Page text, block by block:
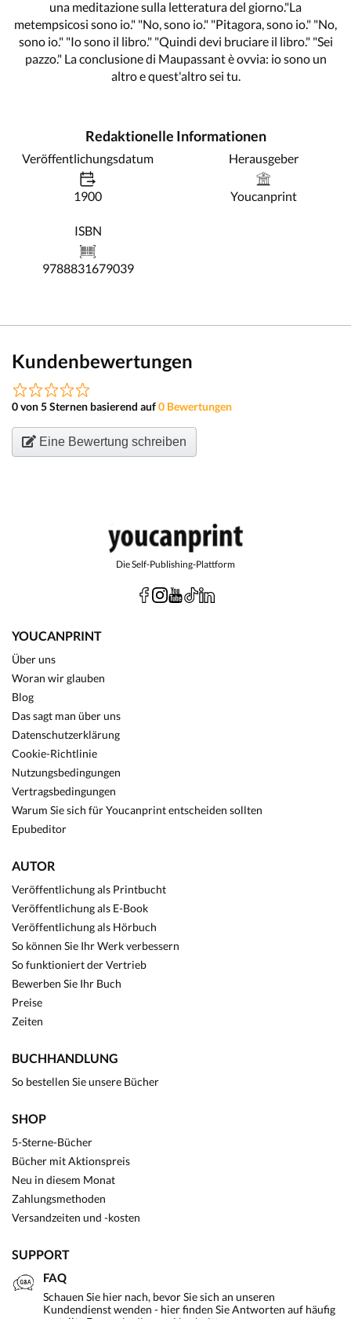
una meditazione sulla letteratura del giorno."La
metempsicosi sono io." "No, sono io." "Pitagora, sono io." "No,
sono io." "Io sono il libro." "Quindi devi bruciare il libro." "Sei
pazzo." La conclusione di Maupassant è ovvia: io sono un
altro e quest'altro sei tu.
Redaktionelle Informationen
Veröffentlichungsdatum
1900
Herausgeber
Youcanprint
ISBN
9788831679039
Kundenbewertungen
0 von 5 Sternen basierend auf0 Bewertungen
Eine Bewertung schreiben
Die Self-Publishing-Plattform
YOUCANPRINT
Über uns
Woran wir glauben
Blog
Das sagt man über uns
Datenschutzerklärung
Cookie-Richtlinie
Nutzungsbedingungen
Vertragsbedingungen
Warum Sie sich für Youcanprint entscheiden sollten
Epubeditor
AUTOR
Veröffentlichung als Printbucht
Veröffentlichung als E-Book
Veröffentlichung als Hörbuch
So können Sie Ihr Werk verbessern
So funktioniert der Vertrieb
Bewerben Sie Ihr Buch
Preise
Zeiten
BUCHHANDLUNG
So bestellen Sie unsere Bücher
SHOP
5-Sterne-Bücher
Bücher mit Aktionspreis
Neu in diesem Monat
Zahlungsmethoden
Versandzeiten und -kosten
SUPPORT
FAQ
Schauen Sie hier nach, bevor Sie sich an unseren
Kundendienst wenden - hier finden Sie Antworten auf häufig